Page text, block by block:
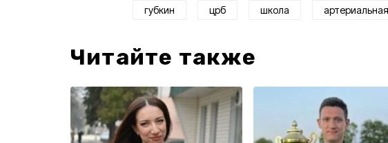
губкин црб школа
Читайте также